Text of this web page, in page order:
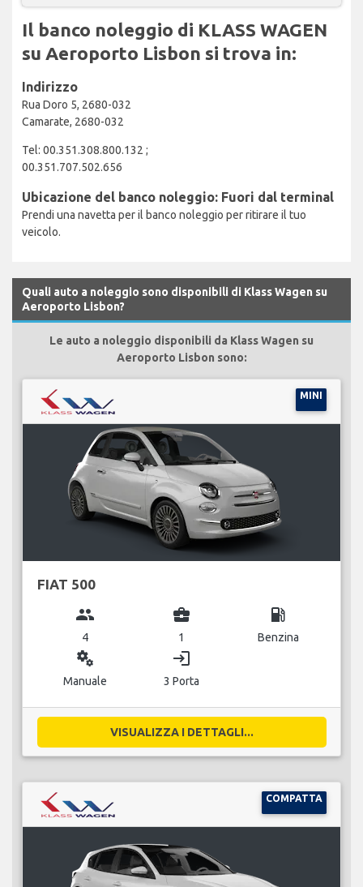
Il banco noleggio di KLASS WAGEN
su Aeroporto Lisbon si trova in:
Indirizzo
Rua Doro 5, 2680-032
Camarate, 2680-032
Tel: 00.351.308.800.132 ;
00.351.707.502.656
Ubicazione del banco noleggio: Fuori dal terminal
Prendi una navetta per il banco noleggio per ritirare il tuo
veicolo.
Quali auto a noleggio sono disponibili di Klass Wagen su
Aeroporto Lisbon?
Le auto a noleggio disponibili da Klass Wagen su
Aeroporto Lisbon sono:
MINI
FIAT 500
group
4
business_center
1
local_gas_station
Benzina
miscellaneous_services
Manuale
login
3 Porta
VISUALIZZA I DETTAGLI...
COMPATTA